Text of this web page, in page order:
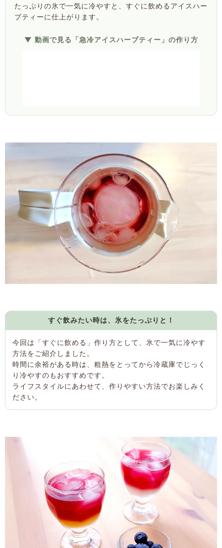
たっぷりの氷で一気に冷やすと、すぐに飲めるアイスハー
ブティーに仕上がります。
▼ 動画で見る「急冷アイスハーブティー」の作り方
すぐ飲みたい時は、氷をたっぷりと！
今回は「すぐに飲める」作り方として、氷で一気に冷やす
方法をご紹介しました。
時間に余裕がある時は、粗熱をとってから冷蔵庫でじっく
り冷やすのもおすすめです。
ライフスタイルにあわせて、作りやすい方法でお楽しみく
ださい。